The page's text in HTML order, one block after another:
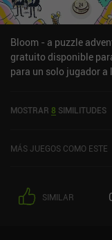
Bloom - a puzzle
gratuito disponible
para un solo jugador a
junio de 2023 y tiene
MOSTRAR 8 SIMILITUDES
MÁS JUEGOS COMO ESTE
SIMILAR